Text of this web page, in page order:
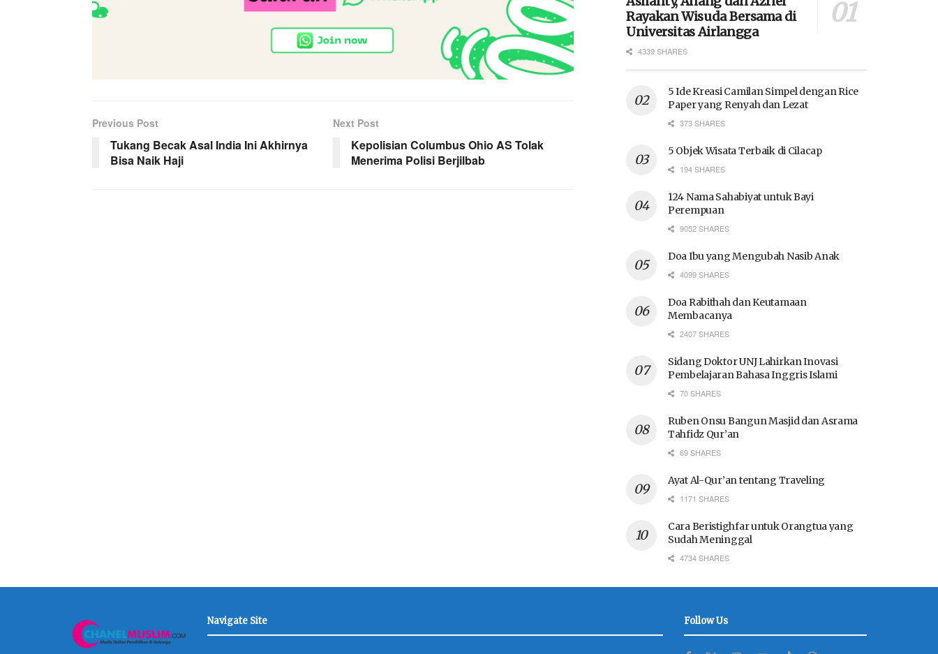
Previous Post
Tukang Becak Asal India Ini Akhirnya
Bisa Naik Haji
Next Post
Kepolisian Columbus Ohio AS Tolak
Menerima Polisi Berjilbab
Rayakan Wisuda Bersama di
Universitas Airlangga
4339 SHARES
5 Ide Kreasi Camilan Simpel dengan Rice
Paper yang Renyah dan Lezat
373 SHARES
5 Objek Wisata Terbaik di Cilacap
194 SHARES
124 Nama Sahabiyat untuk Bayi
Perempuan
9052 SHARES
Doa Ibu yang Mengubah Nasib Anak
4099 SHARES
Doa Rabithah dan Keutamaan
Membacanya
2407 SHARES
Sidang Doktor UNJ Lahirkan Inovasi
Pembelajaran Bahasa Inggris Islami
70 SHARES
Ruben Onsu Bangun Masjid dan Asrama
Tahfidz Qur’an
69 SHARES
Ayat Al-Qur’an tentang Traveling
1171 SHARES
Cara Beristighfar untuk Orangtua yang
Sudah Meninggal
4734 SHARES
Navigate Site Follow Us